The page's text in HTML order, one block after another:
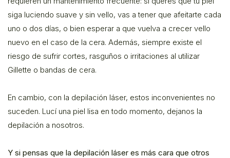
siga luciendo suave y sin vello, vas a tener que afeitarte cada
uno o dos días, o bien esperar a que vuelva a crecer vello
nuevo en el caso de la cera. Además, siempre existe el
riesgo de sufrir cortes, rasguños o irritaciones al utilizar
Gillette o bandas de cera.
En cambio, con la depilación láser, estos inconvenientes no
suceden. Lucí una piel lisa en todo momento, dejanos la
depilación a nosotros.
Y si pensas que la depilación láser es más cara que otros